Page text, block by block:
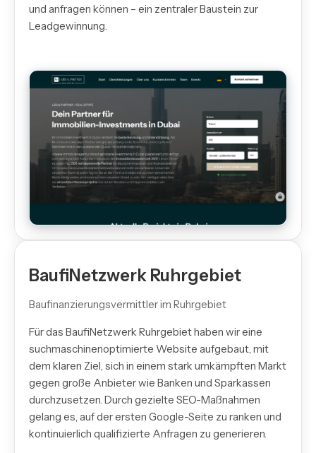
und anfragen können – ein zentraler Baustein zur
Leadgewinnung.
BaufiNetzwerk Ruhrgebiet
Baufinanzierungsvermittler im Ruhrgebiet
Für das BaufiNetzwerk Ruhrgebiet haben wir eine
suchmaschinenoptimierte Website aufgebaut, mit
dem klaren Ziel, sich in einem stark umkämpften Markt
gegen große Anbieter wie Banken und Sparkassen
durchzusetzen. Durch gezielte SEO-Maßnahmen
gelang es, auf der ersten Google-Seite zu ranken und
kontinuierlich qualifizierte Anfragen zu generieren.